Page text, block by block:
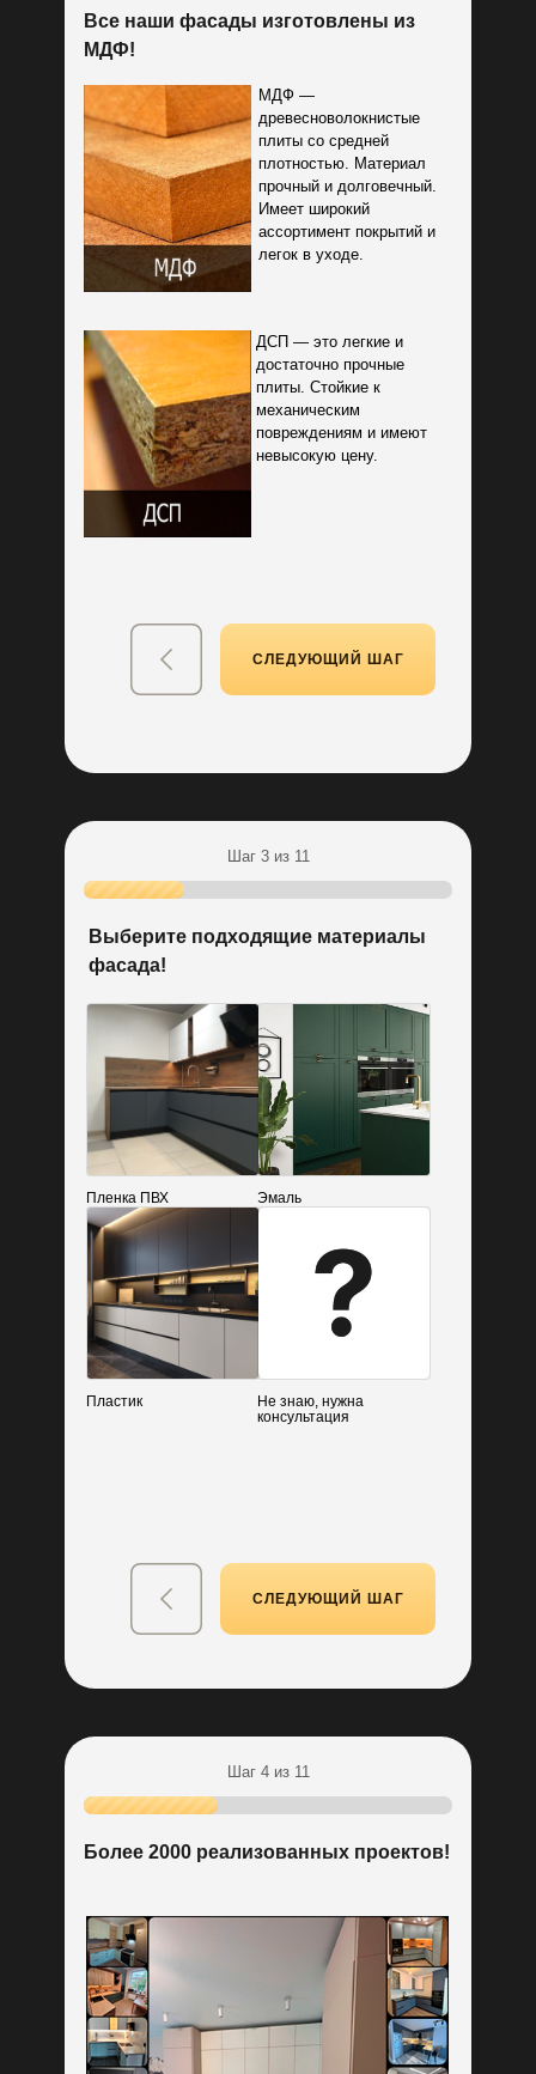
Индивидуальный расчет
стоимости кухни для вас
Пройдите тест
Гарантированный подарок
+ бронь текущей цены
Бесплатная разработка
дизайн-проекта кухни
СЛЕДУЮЩИЙ ШАГ
Все наши фасады изготовлены из
МДФ!
ДСП — это легкие и
достаточно прочные
плиты. Стойкие к
механическим
повреждениям и имеют
невысокую цену.
МДФ —
древесноволокнистые
плиты со средней
плотностью. Материал
прочный и долговечный.
Имеет широкий
ассортимент покрытий и
легок в уходе.
Пройдите тест
до конца и получите:
СЛЕДУЮЩИЙ ШАГ
Выберите подходящие материалы
фасада!
Шаг 3 из 11
Пройдите тест
до конца и получите:
Пленка ПВХ Эмаль
Пластик
Не знаю, нужна
консультация
Более 2000 реализованных проектов!
Шаг 4 из 11